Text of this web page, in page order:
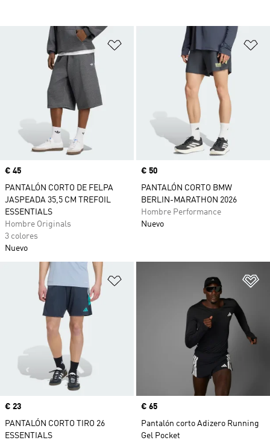
Añadir a la lista de deseos
Precio
€ 45
PANTALÓN CORTO DE FELPA
JASPEADA 35,5 CM TREFOIL
ESSENTIALS
Hombre Originals
3 colores
Nuevo
Precio
€ 50
PANTALÓN CORTO BMW
BERLIN-MARATHON 2026
Hombre Performance
Nuevo
Añadir a la lista de deseos
Precio
€ 23
PANTALÓN CORTO TIRO 26
ESSENTIALS
Precio
€ 65
Pantalón corto Adizero Running
Gel Pocket